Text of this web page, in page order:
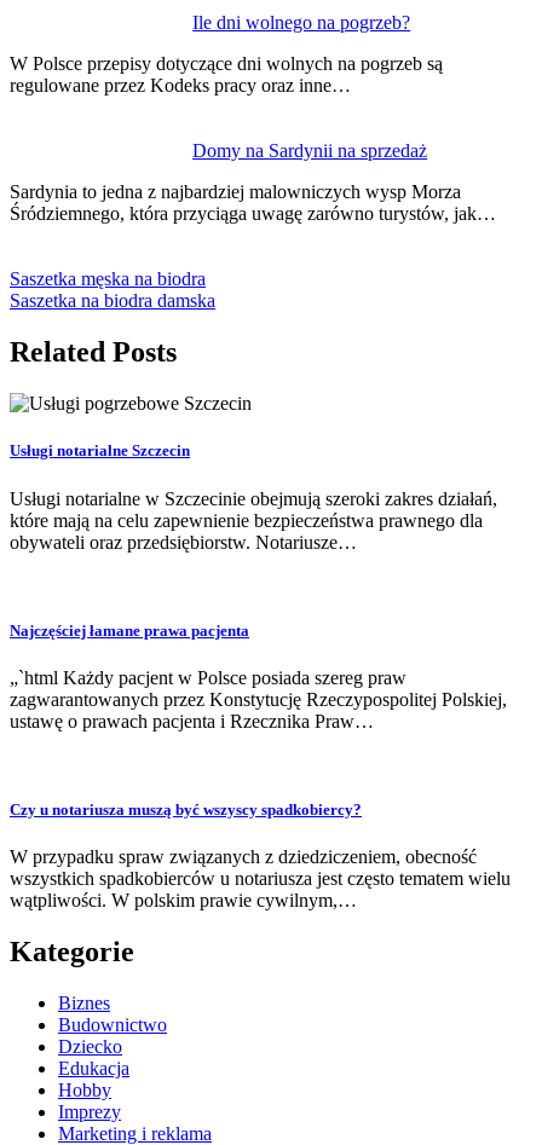
Ile dni wolnego na pogrzeb?
W Polsce przepisy dotyczące dni wolnych na pogrzeb są
regulowane przez Kodeks pracy oraz inne…
Domy na Sardynii na sprzedaż
Sardynia to jedna z najbardziej malowniczych wysp Morza
Śródziemnego, która przyciąga uwagę zarówno turystów, jak…
Saszetka męska na biodra
Saszetka na biodra damska
Related Posts
Usługi notarialne Szczecin
Usługi notarialne w Szczecinie obejmują szeroki zakres działań,
które mają na celu zapewnienie bezpieczeństwa prawnego dla
obywateli oraz przedsiębiorstw. Notariusze…
Najczęściej łamane prawa pacjenta
„`html Każdy pacjent w Polsce posiada szereg praw
zagwarantowanych przez Konstytucję Rzeczypospolitej Polskiej,
ustawę o prawach pacjenta i Rzecznika Praw…
Czy u notariusza muszą być wszyscy spadkobiercy?
W przypadku spraw związanych z dziedziczeniem, obecność
wszystkich spadkobierców u notariusza jest często tematem wielu
wątpliwości. W polskim prawie cywilnym,…
Kategorie
Biznes
Budownictwo
Dziecko
Edukacja
Hobby
Imprezy
Marketing i reklama